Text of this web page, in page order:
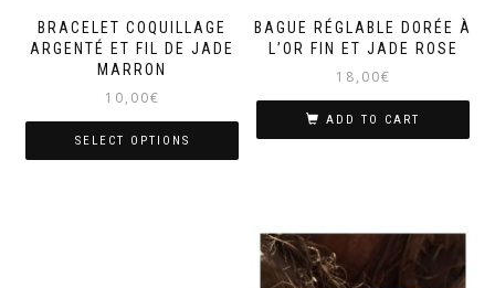
BRACELET COQUILLAGE
ARGENTÉ ET FIL DE JADE
MARRON
10,00€
SELECT OPTIONS
BAGUE RÉGLABLE DORÉE À
L’OR FIN ET JADE ROSE
18,00€
ADD TO CART